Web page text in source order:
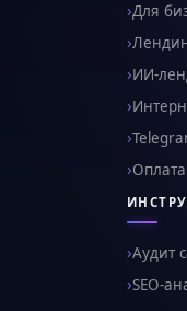
Для
ИИ-
Аудит
SEO-